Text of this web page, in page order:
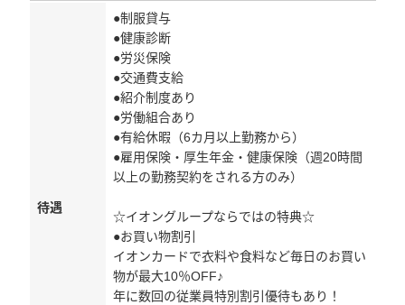
待遇
●制服貸与
●健康診断
●労災保険
●交通費支給
●紹介制度あり
●労働組合あり
●有給休暇（6カ月以上勤務から）
●雇用保険・厚生年金・健康保険（週20時間
以上の勤務契約をされる方のみ）
☆イオングループならではの特典☆
●お買い物割引
イオンカードで衣料や食料など毎日のお買い
物が最大10％OFF♪
年に数回の従業員特別割引優待もあり！